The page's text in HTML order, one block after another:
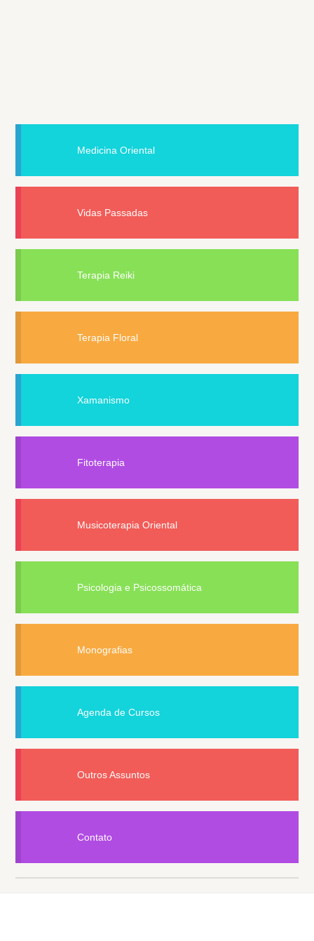
Medicina Oriental
Vidas Passadas
Terapia Reiki
Terapia Floral
Xamanismo
Fitoterapia
Musicoterapia Oriental
Psicologia e Psicossomática
Monografias
Agenda de Cursos
Outros Assuntos
Contato